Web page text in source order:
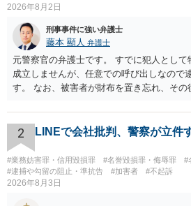
対しても、電話にて抗議を行いました。 その後
た。 担当弁護士らは、関連する現場などにも足
検討した上で、最終的には担当検察官に対し、
書を提出しました。 Aさんはその翌々日、不起訴
ポイント 担当弁護士らがAさんと時間をかけて
調べ対応について面密に打合せができたことが
ました。
2026年8月2日
刑事事件に強い弁護士
藤本 顯人 弁護士
元警察官の弁護士です。 すでに犯人とし
成立しませんが、任意での呼び出しなので
す。 なお、被害者が財布を置き忘れ、そ
と言い逃れはかなり厳しいものと思います
2 LINEで会社批判、警察が立件
#業務妨害罪・信用毀損罪 #名誉毀損罪・侮辱罪
#
#逮捕や勾留の阻止・準抗告
#加害者 #不起訴
2026年8月3日